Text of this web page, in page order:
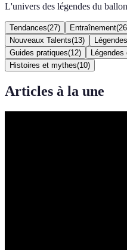
L'univers des légendes du ballon
Tendances(27) Entraînement(26
Nouveaux Talents(13)
Guides pratiques(12)
Histoires et mythes(10)
Articles à la une